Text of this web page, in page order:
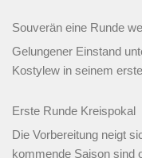
Souverän eine Runde
Gelungener Einstand
Kostylew in seinem
Erste Runde Kreispokal
Die Vorbereitung neigt
kommende Saison sind